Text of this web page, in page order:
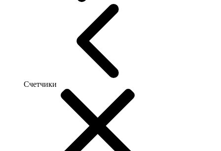
Счетчики